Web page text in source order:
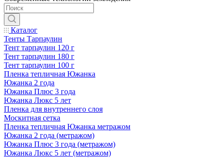
Каталог
Тенты Тарпаулин
Тент тарпаулин 120 г
Тент тарпаулин 180 г
Тент тарпаулин 100 г
Пленка тепличная Южанка
Южанка 2 года
Южанка Плюс 3 года
Южанка Люкс 5 лет
Пленка для внутреннего слоя
Москитная сетка
Пленка тепличная Южанка метражом
Южанка 2 года (метражом)
Южанка Плюс 3 года (метражом)
Южанка Люкс 5 лет (метражом)